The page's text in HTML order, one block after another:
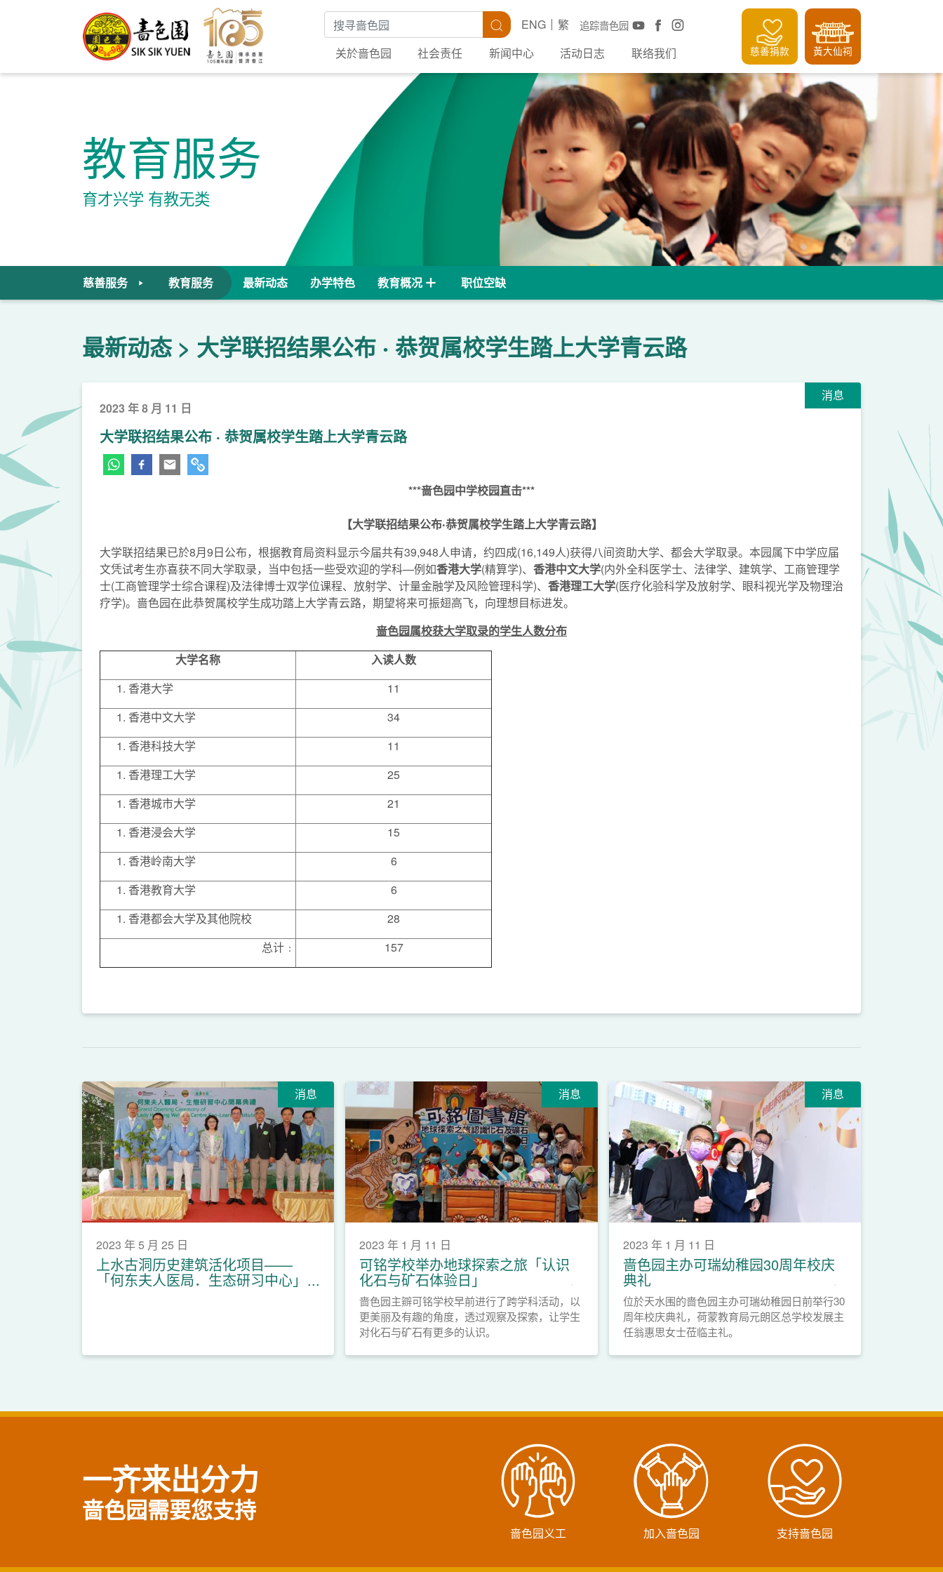
搜寻关键字 搜寻 追踪啬色园
ENG
繁
关於啬色园
社会责任 新闻中心 活动日志 联络我们 慈善捐款 黃大仙祠
教育服务
育才兴学 有教无类
慈善服务 教育服务 最新动态 办学特色 教育概况 职位空缺
最新动态 大学联招结果公布 ‧ 恭贺属校学生踏上大学青云路
消息
2023 年 8 月 11 日
大学联招结果公布 ‧ 恭贺属校学生踏上大学青云路
***啬色园中学校园直击***
【大学联招结果公布‧恭贺属校学生踏上大学青云路】
大学联招结果已於8月9日公布，根据教育局资料显示今届共有39,948人申请，约四成(16,149人)获得八间资助大学、都会大学取录。本园属下中学应届
文凭试考生亦喜获不同大学取录，当中包括一些受欢迎的学科—例如香港大学(精算学)、 香港中文大学(内外全科医学士、法律学、建筑学、工商管理学
士(工商管理学士综合课程)及法律博士双学位课程、放射学、计量金融学及风险管理科学)、 香港理工大学(医疗化验科学及放射学、眼科视光学及物理治
疗学)。啬色园在此恭贺属校学生成功踏上大学青云路，期望将来可振翅高飞，向理想目标进发。
啬色园属校获大学取录的学生人数分布
大学名称
入读人数
香港大学
11
香港中文大学
34
香港科技大学
11
香港理工大学
25
香港城市大学
21
香港浸会大学
15
香港岭南大学
6
香港教育大学
6
香港都会大学及其他院校
28
总计﹕
157
消息
2023 年 5 月 25 日
上水古洞历史建筑活化项目——
「何东夫人医局．生态研习中心」
消息
2023 年 1 月 11 日
可铭学校举办地球探索之旅「认识
化石与矿石体验日」
啬色园主辧可铭学校早前进行了跨学科活动，以
更美丽及有趣的角度，透过观察及探索，让学生
对化石与矿石有更多的认识。
消息
2023 年 1 月 11 日
啬色园主办可瑞幼稚园30周年校庆
典礼
位於天水围的啬色园主办可瑞幼稚园日前举行30
周年校庆典礼，荷蒙教育局元朗区总学校发展主
任翁惠思女士莅临主礼。
一齐来出分力
啬色园需要您支持
啬色园义工 加入啬色园 支持啬色园